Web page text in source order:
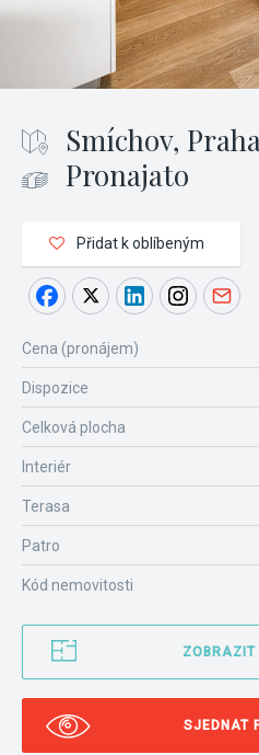
Smíchov,
Pronajato
Přidat k oblíbeným
Cena (pronájem)
Dispozice
Celková plocha
Interiér
Terasa
Patro
Kód nemovitosti
ZOBRAZIT
SJEDNAT